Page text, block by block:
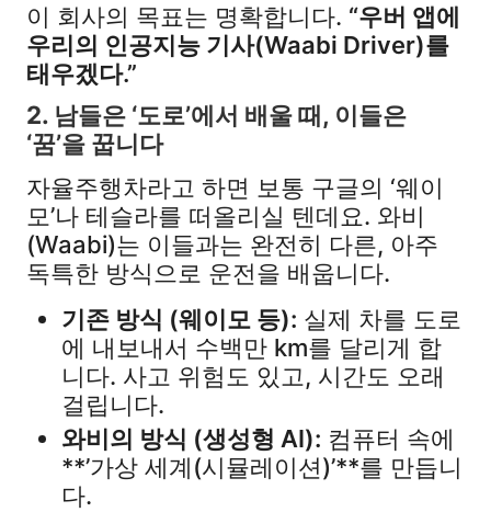
이 회사의 목표는 명확합니다. “우버 앱에
우리의 인공지능 기사(Waabi Driver)를
태우겠다.”
2. 남들은 ‘도로’에서 배울 때, 이들은
‘꿈’을 꿉니다
자율주행차라고 하면 보통 구글의 ‘웨이
모’나 테슬라를 떠올리실 텐데요. 와비
(Waabi)는 이들과는 완전히 다른, 아주
독특한 방식으로 운전을 배웁니다.
기존 방식 (웨이모 등): 실제 차를 도로
에 내보내서 수백만 km를 달리게 합
니다. 사고 위험도 있고, 시간도 오래
걸립니다.
와비의 방식 (생성형 AI): 컴퓨터 속에
**’가상 세계(시뮬레이션)’**를 만듭니
다.